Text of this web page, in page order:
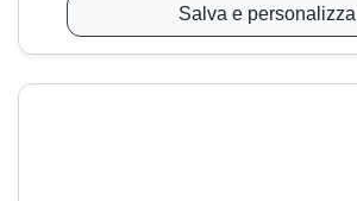
Salva e personalizza